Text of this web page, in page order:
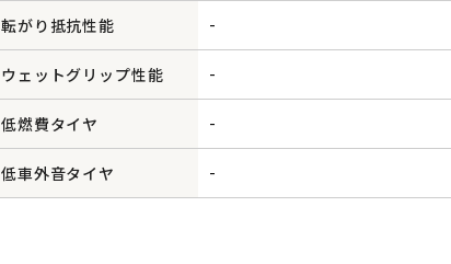
転がり抵抗性能 -
ウェットグリップ性能 -
低燃費タイヤ -
低車外音タイヤ -